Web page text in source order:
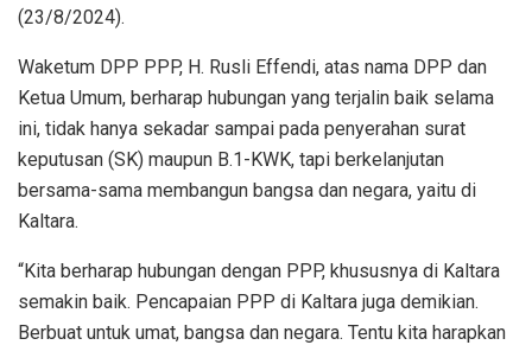
(23/8/2024).
Waketum DPP PPP, H. Rusli Effendi, atas nama DPP dan
Ketua Umum, berharap hubungan yang terjalin baik selama
ini, tidak hanya sekadar sampai pada penyerahan surat
keputusan (SK) maupun B.1-KWK, tapi berkelanjutan
bersama-sama membangun bangsa dan negara, yaitu di
Kaltara.
“Kita berharap hubungan dengan PPP, khususnya di Kaltara
semakin baik. Pencapaian PPP di Kaltara juga demikian.
Berbuat untuk umat, bangsa dan negara. Tentu kita harapkan